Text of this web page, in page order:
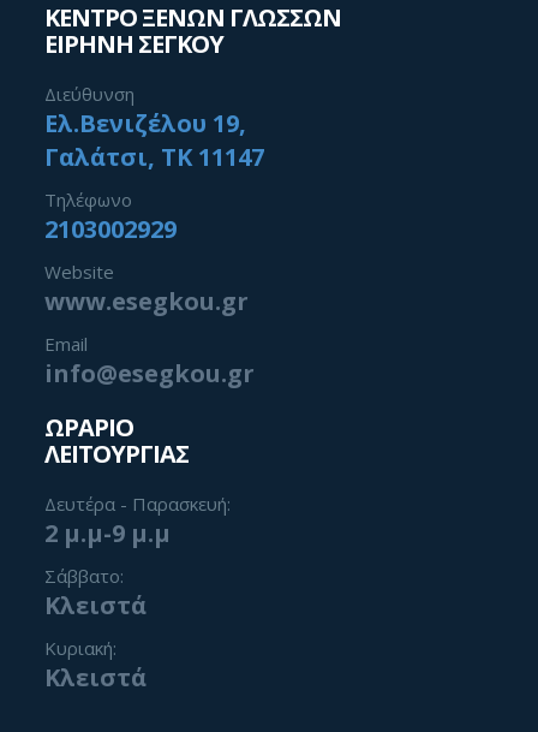
ΚΕΝΤΡΟ ΞΕΝΩΝ ΓΛΩΣΣΩΝ
ΕΙΡΗΝΗ ΣΕΓΚΟΥ
Διεύθυνση
Ελ.Βενιζέλου 19,
Γαλάτσι, ΤΚ 11147
Τηλέφωνο
2103002929
Website
www.esegkou.gr
Email
info@esegkou.gr
ΩΡΑΡΙΟ
ΛΕΙΤΟΥΡΓΙΑΣ
Δευτέρα - Παρασκευή:
2 μ.μ-9 μ.μ
Σάββατο:
Κλειστά
Κυριακή:
Κλειστά